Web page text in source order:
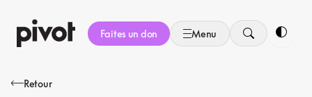
au
contenu
Faites un don Menu
Retour